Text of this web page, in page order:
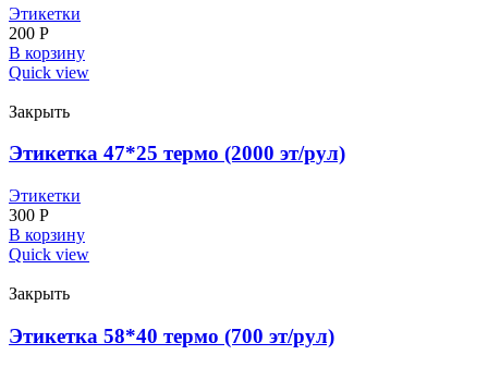
Этикетки
200 Р
В корзину
Quick view
Закрыть
Этикетка 47*25 термо (2000 эт/рул)
Этикетки
300 Р
В корзину
Quick view
Закрыть
Этикетка 58*40 термо (700 эт/рул)